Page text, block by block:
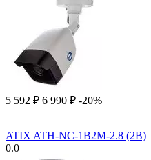
5 592 ₽ 6 990 ₽ -20%
ATIX ATH-NC-1B2M-2.8 (2B)
0.0